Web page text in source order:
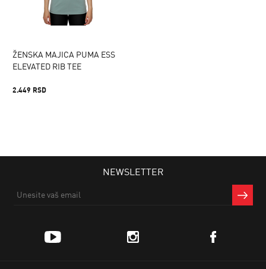
ŽENSKA MAJICA PUMA ESS
ELEVATED RIB TEE
2.449 RSD
NEWSLETTER